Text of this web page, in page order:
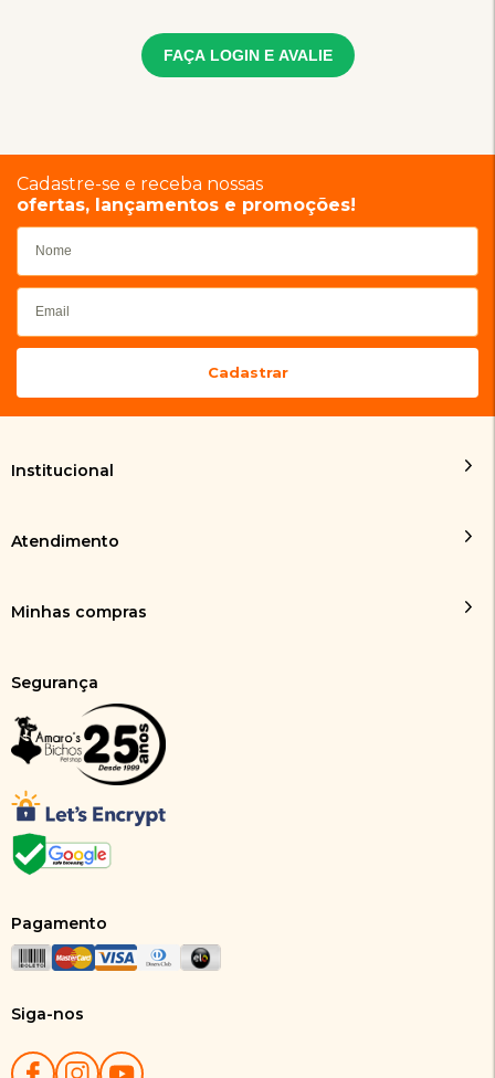
FAÇA LOGIN E AVALIE
Cadastre-se e receba nossas
ofertas, lançamentos e promoções!
Institucional
Atendimento
Minhas compras
Segurança
Pagamento
Siga-nos